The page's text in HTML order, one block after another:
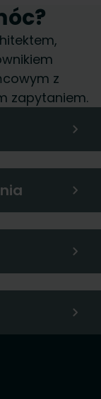
z
zapytaniem.